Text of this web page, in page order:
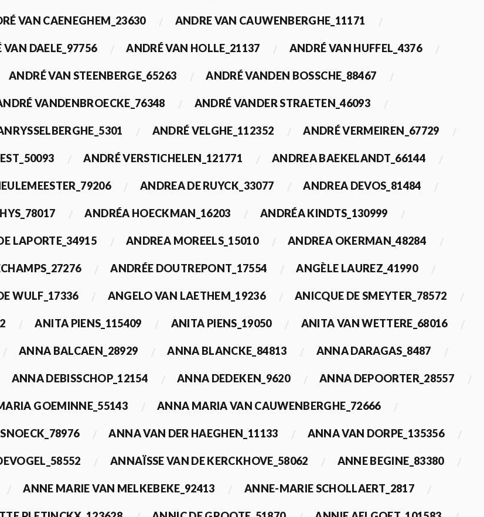
VAN CAENEGHEM_23630 ANDRE VAN CAUWENBERGHE_11171
VAN DAELE_97756 ANDRÉ VAN HOLLE_21137 ANDRÉ VAN HUFFEL_4376
ANDRÉ VAN STEENBERGE_65263 ANDRÉ VANDEN BOSSCHE_88467
VANDENBROECKE_76348 ANDRÉ VANDER STRAETEN_46093
ANDRÉ VELGHE_112352 ANDRÉ VERMEIREN_67729
ANDRÉ VERSTICHELEN_121771 ANDREA BAEKELANDT_66144
ANDREA DE RUYCK_33077 ANDREA DEVOS_81484
ANDRÉA HOECKMAN_16203 ANDRÉA KINDTS_130999
LAPORTE_34915 ANDREA MOREELS_15010 ANDREA OKERMAN_48284
ANDRÉE DOUTREPONT_17554 ANGÈLE LAUREZ_41990
WULF_17336 ANGELO VAN LAETHEM_19236 ANICQUE DE SMEYTER_78572
ANITA PIENS_115409 ANITA PIENS_19050 ANITA VAN WETTERE_68016
ANNA BALCAEN_28929 ANNA BLANCKE_84813 ANNA DARAGAS_8487
ANNA DEBISSCHOP_12154 ANNA DEDEKEN_9620 ANNA DEPOORTER_28557
GOEMINNE_55143 ANNA MARIA VAN CAUWENBERGHE_72666
ANNA VAN DER HAEGHEN_11133 ANNA VAN DORPE_135356
ANNAÏSSE VAN DE KERCKHOVE_58062 ANNE BEGINE_83380
ANNE MARIE VAN MELKEBEKE_92413 ANNE-MARIE SCHOLLAERT_2817